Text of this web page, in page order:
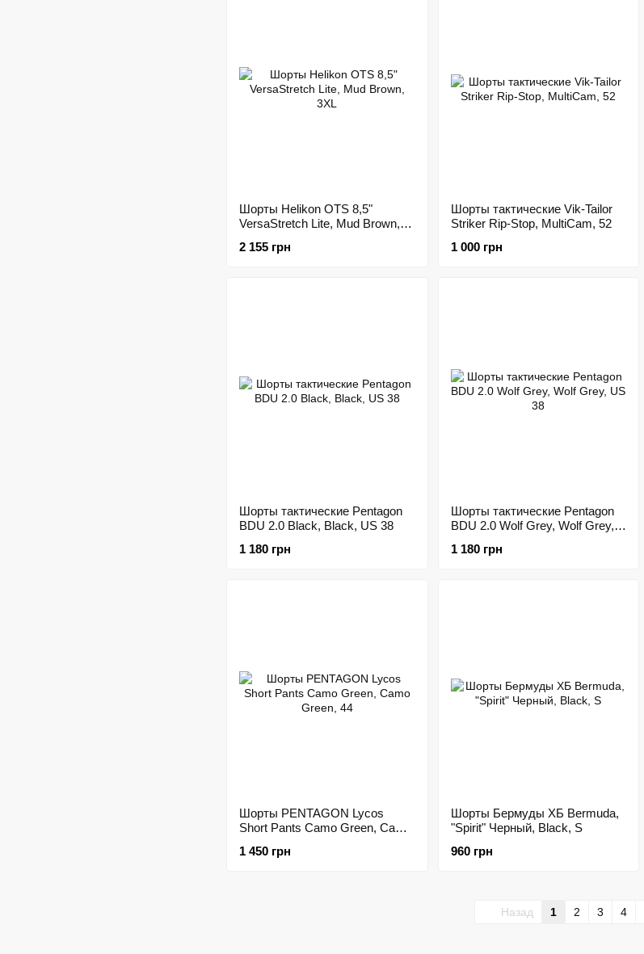
Шорты Helikon OTS 8,5"
VersaStretch Lite, Mud Brown,
2 155 грн
Шорты тактические Vik-Tailor
Striker Rip-Stop, MultiCam, 52
1 000 грн
Шорты тактические Pentagon
BDU 2.0 Black, Black, US 38
1 180 грн
Шорты тактические Pentagon
BDU 2.0 Wolf Grey, Wolf Grey,
1 180 грн
Шорты PENTAGON Lycos
Short Pants Camo Green, Camo
1 450 грн
Шорты Бермуды ХБ Bermuda,
"Spirit" Черный, Black, S
960 грн
Назад 1 2 3 4